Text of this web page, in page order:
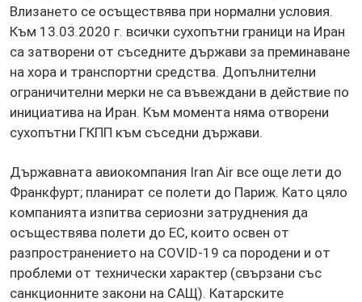
Влизането се осъществява при нормални условия.
Към 13.03.2020 г. всички сухопътни граници на Иран
са затворени от съседните държави за преминаване
на хора и транспортни средства. Допълнителни
ограничителни мерки не са въвеждани в действие по
инициатива на Иран. Към момента няма отворени
сухопътни ГКПП към съседни държави.
Държавната авиокомпания Iran Air все още лети до
Франкфурт; планират се полети до Париж. Като цяло
компанията изпитва сериозни затруднения да
осъществява полети до ЕС, които освен от
разпространението на COVID-19 са породени и от
проблеми от технически характер (свързани със
санкционните закони на САЩ). Катарските